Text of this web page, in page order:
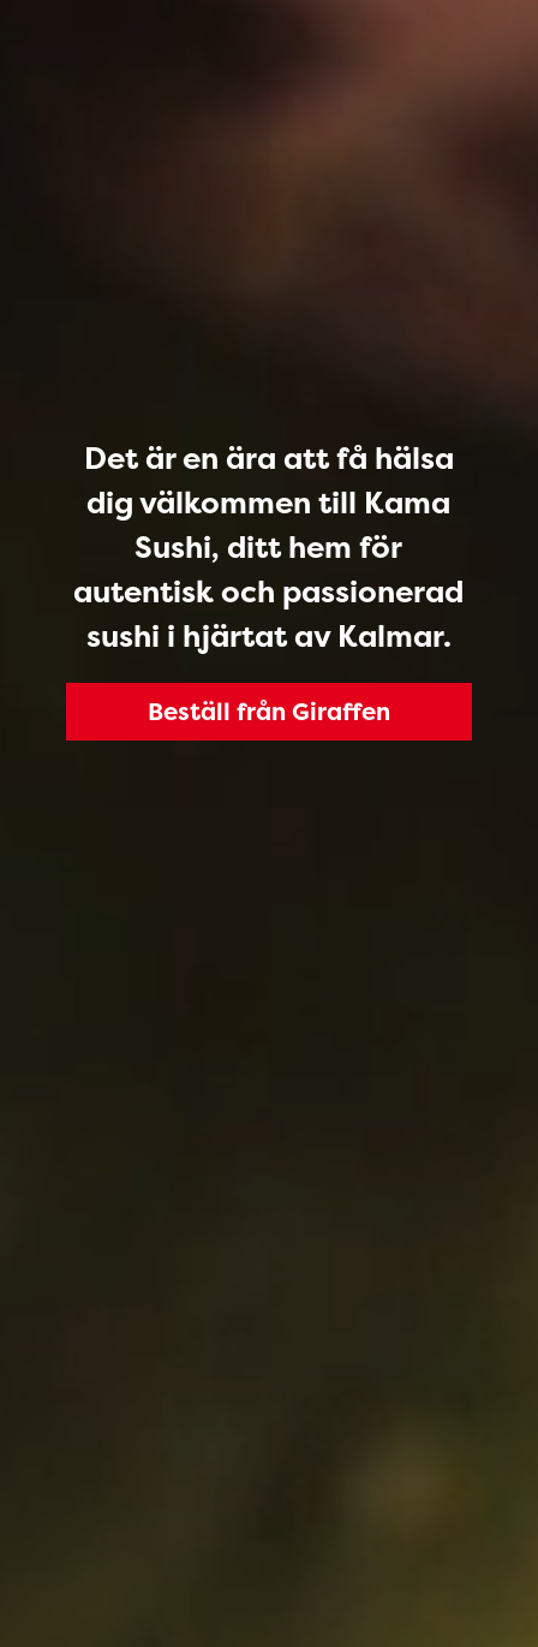
Det är en ära att få hälsa
dig välkommen till Kama
Sushi, ditt hem för
autentisk och passionerad
sushi i hjärtat av Kalmar.
Beställ från Giraffen